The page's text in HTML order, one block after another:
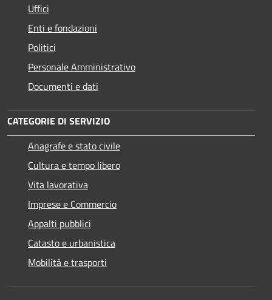
Uffici
Enti e fondazioni
Politici
Personale Amministrativo
Documenti e dati
CATEGORIE DI SERVIZIO
Anagrafe e stato civile
Cultura e tempo libero
Vita lavorativa
Imprese e Commercio
Appalti pubblici
Catasto e urbanistica
Mobilità e trasporti